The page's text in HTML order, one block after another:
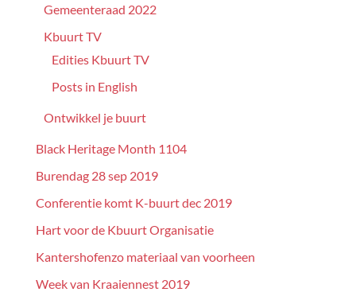
Gemeenteraad 2022
Kbuurt TV
Edities Kbuurt TV
Posts in English
Ontwikkel je buurt
Black Heritage Month 1104
Burendag 28 sep 2019
Conferentie komt K-buurt dec 2019
Hart voor de Kbuurt Organisatie
Kantershofenzo materiaal van voorheen
Week van Kraaiennest 2019